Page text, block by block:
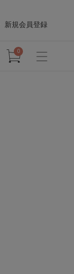
新規会員登録
0